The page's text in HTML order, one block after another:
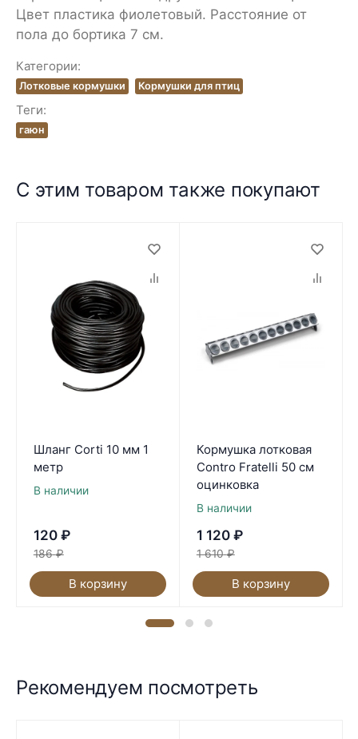
Цвет пластика фиолетовый. Расстояние от
пола до бортика 7 см.
Категории:
Лотковые кормушки Кормушки для птиц
Теги:
гаюн
С этим товаром также покупают
Шланг Corti 10 мм 1
метр
В наличии
120 ₽
186 ₽
В корзину
Кормушка лотковая
Contro Fratelli 50 см
оцинковка
В наличии
1 120 ₽
1 610 ₽
В корзину
Рекомендуем посмотреть